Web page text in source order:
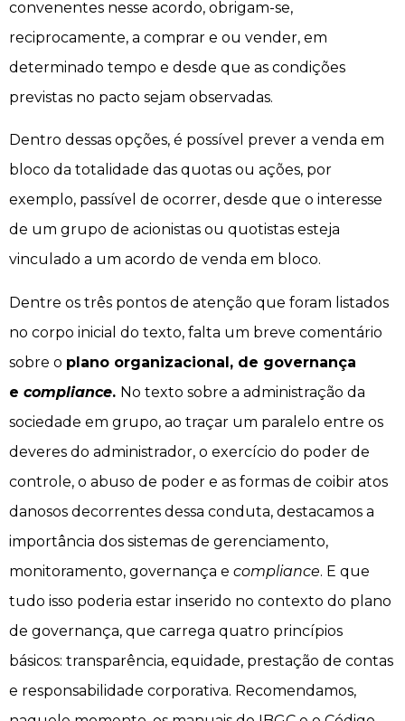
convenentes nesse acordo, obrigam-se,
reciprocamente, a comprar e ou vender, em
determinado tempo e desde que as condições
previstas no pacto sejam observadas.
Dentro dessas opções, é possível prever a venda em
bloco da totalidade das quotas ou ações, por
exemplo, passível de ocorrer, desde que o interesse
de um grupo de acionistas ou quotistas esteja
vinculado a um acordo de venda em bloco.
Dentre os três pontos de atenção que foram listados
no corpo inicial do texto, falta um breve comentário
sobre o plano organizacional, de governança
e compliance. No texto sobre a administração da
sociedade em grupo, ao traçar um paralelo entre os
deveres do administrador, o exercício do poder de
controle, o abuso de poder e as formas de coibir atos
danosos decorrentes dessa conduta, destacamos a
importância dos sistemas de gerenciamento,
monitoramento, governança e compliance. E que
tudo isso poderia estar inserido no contexto do plano
de governança, que carrega quatro princípios
básicos: transparência, equidade, prestação de contas
e responsabilidade corporativa. Recomendamos,